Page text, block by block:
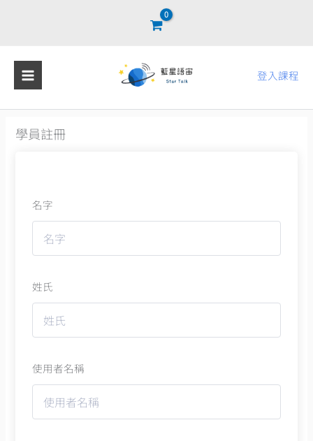
登入課程
學員註冊
名字
姓氏
使用者名稱